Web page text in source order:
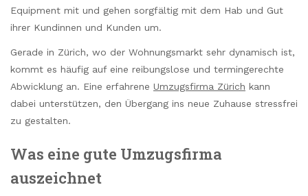
Equipment mit und gehen sorgfältig mit dem Hab und Gut
ihrer Kundinnen und Kunden um.
Gerade in Zürich, wo der Wohnungsmarkt sehr dynamisch ist,
kommt es häufig auf eine reibungslose und termingerechte
Abwicklung an. Eine erfahrene Umzugsfirma Zürich kann
dabei unterstützen, den Übergang ins neue Zuhause stressfrei
zu gestalten.
Was eine gute Umzugsfirma
auszeichnet